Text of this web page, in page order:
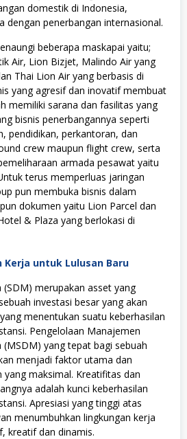
domestik di Indonesia,
dengan penerbangan internasional.
beberapa maskapai yaitu;
Air, Lion Bizjet, Malindo Air yang
Thai Lion Air yang berbasis di
yang agresif dan inovatif membuat
memiliki sarana dan fasilitas yang
bisnis penerbangannya seperti
pendidikan, perkantoran, dan
crew maupun flight crew, serta
armada pesawat yaitu
terus memperluas jaringan
pun membuka bisnis dalam
dokumen yaitu Lion Parcel dan
& Plaza yang berlokasi di
Kerja untuk Lulusan Baru
merupakan asset yang
investasi besar yang akan
menentukan suatu keberhasilan
Pengelolaan Manajemen
yang tepat bagi sebuah
menjadi faktor utama dan
maksimal. Kreatifitas dan
adalah kunci keberhasilan
Apresiasi yang tinggi atas
menumbuhkan lingkungan kerja
kreatif dan dinamis.